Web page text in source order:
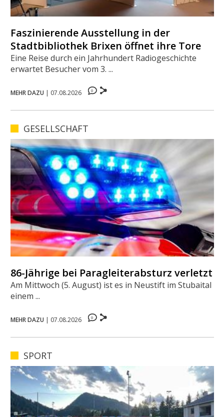
Faszinierende Ausstellung in der
Stadtbibliothek Brixen öffnet ihre Tore
Eine Reise durch ein Jahrhundert Radiogeschichte
erwartet Besucher vom 3. ...
MEHR DAZU | 07.08.2026 0
GESELLSCHAFT
86-Jährige bei Paragleiterabsturz verletzt
Am Mittwoch (5. August) ist es in Neustift im Stubaital zu
einem ...
MEHR DAZU | 07.08.2026 0
SPORT